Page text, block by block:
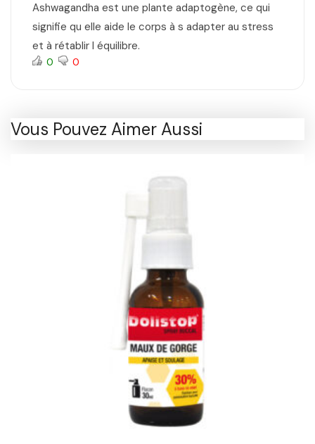
Ashwagandha est une plante adaptogène, ce qui
signifie qu elle aide le corps à s adapter au stress
et à rétablir l équilibre.
0 0
Vous Pouvez Aimer Aussi